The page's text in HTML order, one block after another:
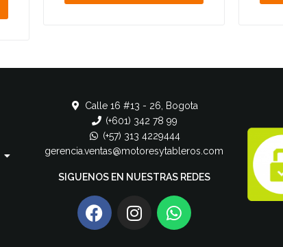
Calle 16 #13 - 26, Bogota
(+601) 342 78 99
(+57) 313 4229444
gerencia.ventas@motoresytableros.com
SIGUENOS EN NUESTRAS REDES